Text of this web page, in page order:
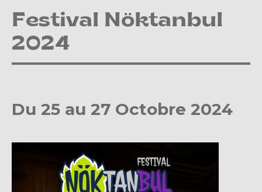
Festival Nöktanbul
2024
Du 25 au 27 Octobre 2024